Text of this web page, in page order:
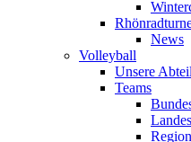
News
Volleyball
Unsere
Teams